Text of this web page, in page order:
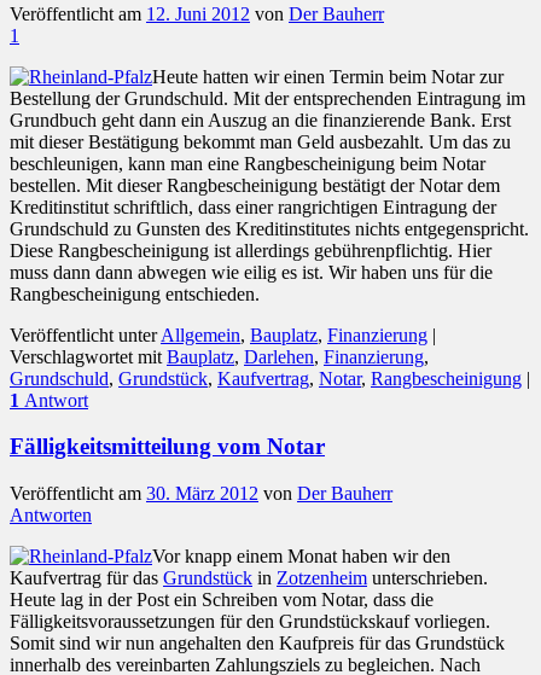
Veröffentlicht am 12. Juni 2012 von Der Bauherr
1
Heute hatten wir einen Termin beim Notar zur
Bestellung der Grundschuld. Mit der entsprechenden Eintragung im
Grundbuch geht dann ein Auszug an die finanzierende Bank. Erst
mit dieser Bestätigung bekommt man Geld ausbezahlt. Um das zu
beschleunigen, kann man eine Rangbescheinigung beim Notar
bestellen. Mit dieser Rangbescheinigung bestätigt der Notar dem
Kreditinstitut schriftlich, dass einer rangrichtigen Eintragung der
Grundschuld zu Gunsten des Kreditinstitutes nichts entgegenspricht.
Diese Rangbescheinigung ist allerdings gebührenpflichtig. Hier
muss dann dann abwegen wie eilig es ist. Wir haben uns für die
Rangbescheinigung entschieden.
Veröffentlicht unter Allgemein, Bauplatz, Finanzierung |
Verschlagwortet mit Bauplatz, Darlehen, Finanzierung,
Grundschuld, Grundstück, Kaufvertrag, Notar, Rangbescheinigung |
1 Antwort
Fälligkeitsmitteilung vom Notar
Veröffentlicht am 30. März 2012 von Der Bauherr
Antworten
Vor knapp einem Monat haben wir den
Kaufvertrag für das Grundstück in Zotzenheim unterschrieben.
Heute lag in der Post ein Schreiben vom Notar, dass die
Fälligkeitsvoraussetzungen für den Grundstückskauf vorliegen.
Somit sind wir nun angehalten den Kaufpreis für das Grundstück
innerhalb des vereinbarten Zahlungsziels zu begleichen. Nach